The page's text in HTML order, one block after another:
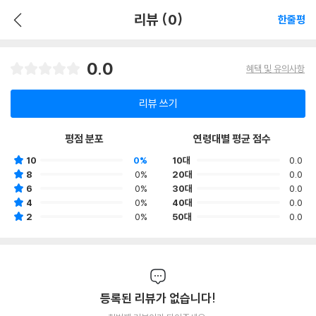
리뷰 (0) 한줄평
0.0 혜택 및 유의사항
리뷰 쓰기
평점 분포
10
0%
8
0%
6
0%
4
0%
2
0%
연령대별 평균 점수
10대
0.0
20대
0.0
30대
0.0
40대
0.0
50대
0.0
등록된 리뷰가 없습니다!